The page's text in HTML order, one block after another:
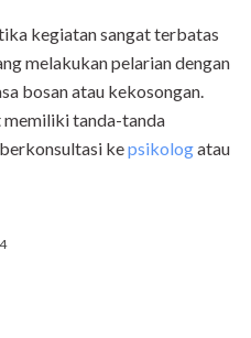
kegiatan sangat terbatas
melakukan pelarian dengan
bosan atau kekosongan.
memiliki tanda-tanda
kepsikologatau